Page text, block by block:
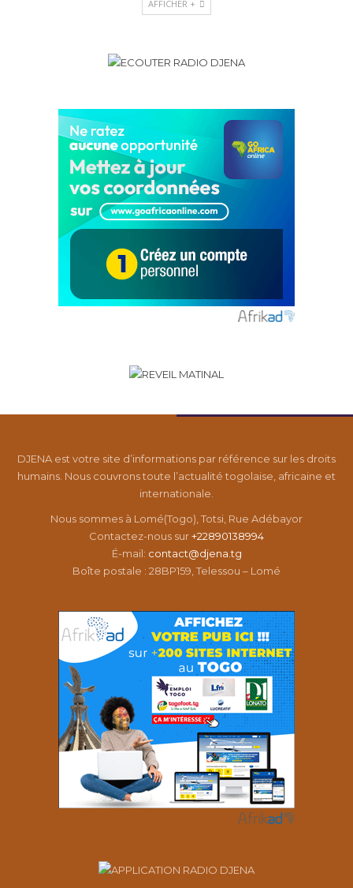
AFFICHER +
DJENA est votre site d’informations par référence sur les droits
humains. Nous couvrons toute l’actualité togolaise, africaine et
internationale.
Nous sommes à Lomé(Togo), Totsi, Rue Adébayor
Contactez-nous sur+22890138994
É-mail: contact@djena.tg
Boîte postale : 28BP159, Telessou – Lomé